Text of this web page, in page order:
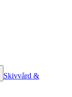
Skivvård &